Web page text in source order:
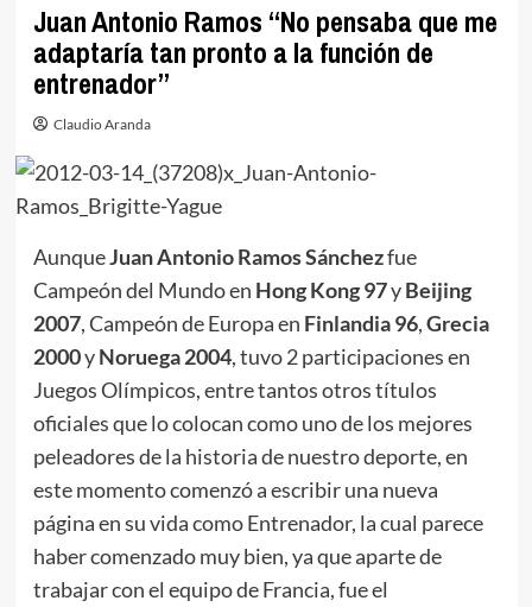
Juan Antonio Ramos “No pensaba que me
adaptaría tan pronto a la función de
entrenador”
Claudio Aranda
AunqueJuan Antonio Ramos Sánchezfue
Campeón del Mundo en Hong Kong 97yBeijing
2007, Campeón de Europa en Finlandia 96,Grecia
2000yNoruega 2004, tuvo 2 participaciones en
Juegos Olímpicos, entre tantos otros títulos
oficiales que lo colocan como uno de los mejores
peleadores de la historia de nuestro deporte, en
este momento comenzó a escribir una nueva
página en su vida como Entrenador, la cual parece
haber comenzado muy bien, ya que aparte de
trabajar con el equipo de Francia, fue el